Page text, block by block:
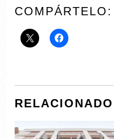
COMPÁRTELO:
RELACIONADO